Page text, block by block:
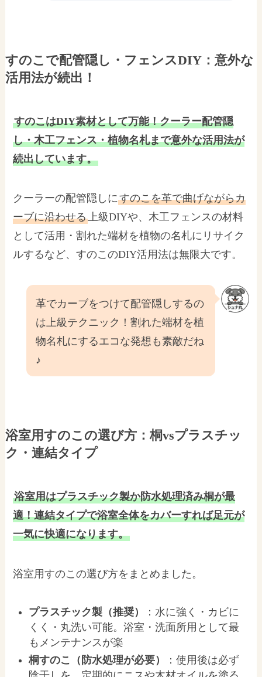
すのこで配管隠し・フェンスDIY：意外な
活用法が続出！
すのこはDIY素材として万能！クーラー配管隠
し・木工フェンス・植物名札まで意外な活用法が
続出しています。
クーラーの配管隠しにすのこを革で曲げながらカ
ーブに沿わせる上級DIYや、木工フェンスの材料
として活用・割れた端材を植物の名札にリサイク
ルするなど、すのこのDIY活用法は無限大です。
革でカーブをつけて配管隠しするの
は上級テクニック！割れた端材を植
物名札にするエコな発想も素敵だね
♪
浴室用すのこの選び方：桐vsプラスチッ
ク・連結タイプ
浴室用はプラスチック製か防水処理済み桐が最
適！連結タイプで浴室全体をカバーすれば足元が
一気に快適になります。
浴室用すのこの選び方をまとめました。
プラスチック製（推奨）
：水に強く・カビに
くく・丸洗い可能。浴室・洗面所用として最
もメンテナンスが楽
桐すのこ（防水処理が必要）
：使用後は必ず